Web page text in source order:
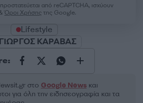
από reCAPTCHA, ισχύουν
Όροι Χρήσης της Google.
Lifestyle
ΓΙΩΡΓΟΣ ΚΑΡΑΒΑΣ
στο Google News και
για όλη την ειδησεογραφία και τα